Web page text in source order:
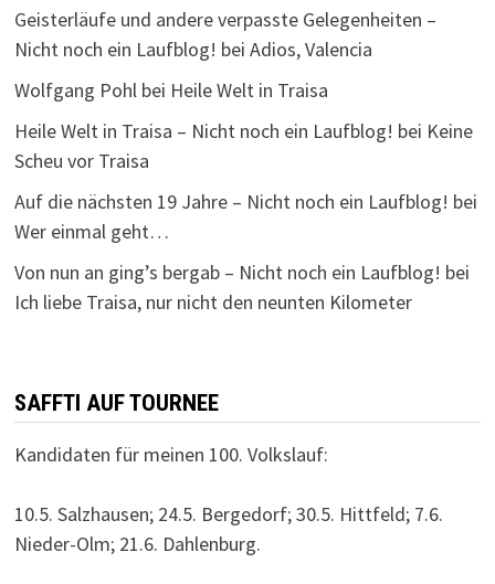
Geisterläufe und andere verpasste Gelegenheiten –
Nicht noch ein Laufblog! bei Adios, Valencia
Wolfgang Pohl bei Heile Welt in Traisa
Heile Welt in Traisa – Nicht noch ein Laufblog! bei Keine
Scheu vor Traisa
Auf die nächsten 19 Jahre – Nicht noch ein Laufblog! bei
Wer einmal geht…
Von nun an ging’s bergab – Nicht noch ein Laufblog! bei
Ich liebe Traisa, nur nicht den neunten Kilometer
SAFFTI AUF TOURNEE
Kandidaten für meinen 100. Volkslauf:
10.5. Salzhausen; 24.5. Bergedorf; 30.5. Hittfeld; 7.6.
Nieder-Olm; 21.6. Dahlenburg.